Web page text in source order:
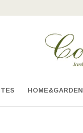
HOME&GARDEN